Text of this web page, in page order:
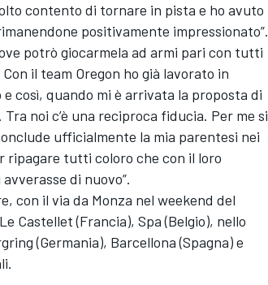
contento di tornare in pista e ho avuto
positivamente impressionato”.
potrò giocarmela ad armi pari con tutti
il team Oregon ho già lavorato in
così, quando mi è arrivata la proposta di
noi c’è una reciproca fiducia. Per me si
ufficialmente la mia parentesi nei
ripagare tutti coloro che con il loro
di nuovo”.
con il via da Monza nel weekend del
Castellet (Francia), Spa (Belgio), nello
(Germania), Barcellona (Spagna) e